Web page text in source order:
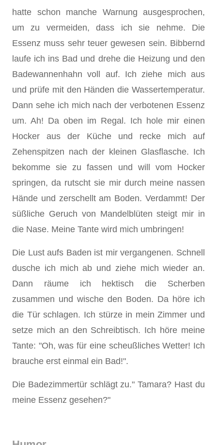
hatte schon manche Warnung ausgesprochen,
um zu vermeiden, dass ich sie nehme. Die
Essenz muss sehr teuer gewesen sein. Bibbernd
laufe ich ins Bad und drehe die Heizung und den
Badewannenhahn voll auf. Ich ziehe mich aus
und prüfe mit den Händen die Wassertemperatur.
Dann sehe ich mich nach der verbotenen Essenz
um. Ah! Da oben im Regal. Ich hole mir einen
Hocker aus der Küche und recke mich auf
Zehenspitzen nach der kleinen Glasflasche. Ich
bekomme sie zu fassen und will vom Hocker
springen, da rutscht sie mir durch meine nassen
Hände und zerschellt am Boden. Verdammt! Der
süßliche Geruch von Mandelblüten steigt mir in
die Nase. Meine Tante wird mich umbringen!
Die Lust aufs Baden ist mir vergangenen. Schnell
dusche ich mich ab und ziehe mich wieder an.
Dann räume ich hektisch die Scherben
zusammen und wische den Boden. Da höre ich
die Tür schlagen. Ich stürze in mein Zimmer und
setze mich an den Schreibtisch. Ich höre meine
Tante: "Oh, was für eine scheußliches Wetter! Ich
brauche erst einmal ein Bad!".
Die Badezimmertür schlägt zu." Tamara? Hast du
meine Essenz gesehen?"